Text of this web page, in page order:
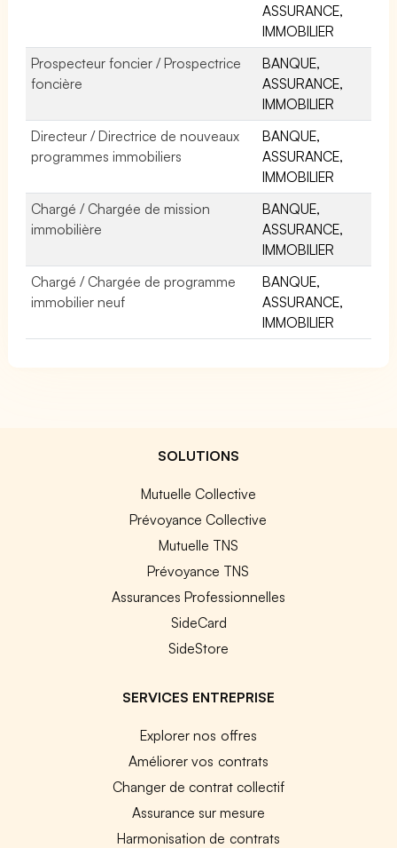
ASSURANCE,
IMMOBILIER
Prospecteur foncier / Prospectrice
foncière
BANQUE,
ASSURANCE,
IMMOBILIER
Directeur / Directrice de nouveaux
programmes immobiliers
BANQUE,
ASSURANCE,
IMMOBILIER
Chargé / Chargée de mission
immobilière
BANQUE,
ASSURANCE,
IMMOBILIER
Chargé / Chargée de programme
immobilier neuf
BANQUE,
ASSURANCE,
IMMOBILIER
SOLUTIONS
Mutuelle Collective
Prévoyance Collective
Mutuelle TNS
Prévoyance TNS
Assurances Professionnelles
SideCard
SideStore
SERVICES ENTREPRISE
Explorer nos offres
Améliorer vos contrats
Changer de contrat collectif
Assurance sur mesure
Harmonisation de contrats